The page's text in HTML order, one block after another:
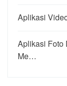
Aplikasi
Aplikasi Foto
Me…